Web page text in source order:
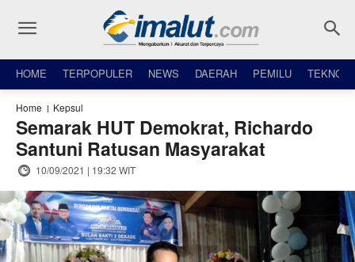
HOME TERPOPULER NEWS DAERAH PEMILU TEKNO
Home Kepsul
Semarak HUT Demokrat, Richardo
Santuni Ratusan Masyarakat
10/09/2021 | 19:32 WIT